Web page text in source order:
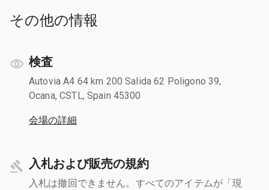
その他の情報
検査
Autovia A4 64 km 200 Salida 62 Poligono 39,
Ocana, CSTL, Spain 45300
会場の詳細
入札および販売の規約
入札は撤回できません。すべてのアイテムが「現